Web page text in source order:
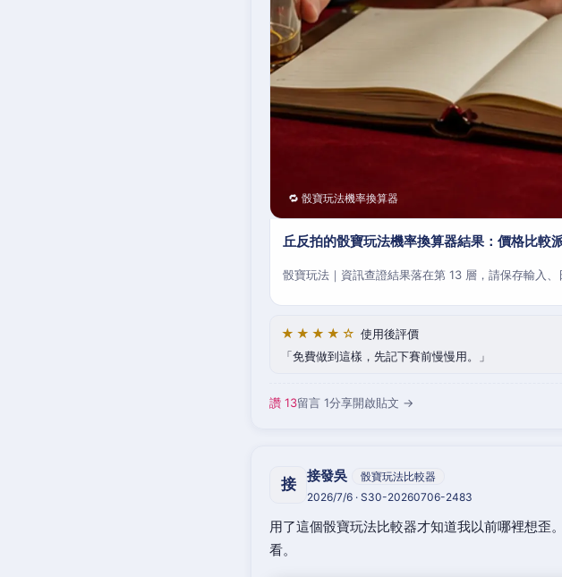
🔁 骰寶玩法機率換算器
丘反拍的骰寶玩法機率換算器結果：價格比較
骰寶玩法｜資訊查證結果落在第 13 層，請保存輸入、
★★★★☆ 使用後評價
免費做到這樣，先記下賽前慢慢用。
讚 13留言 1分享開啟貼文 →
接 接發吳
骰寶玩法比較器
2026/7/6 · S30-20260706-2483
用了這個骰寶玩法比較器才知道我以前哪裡想歪
看。